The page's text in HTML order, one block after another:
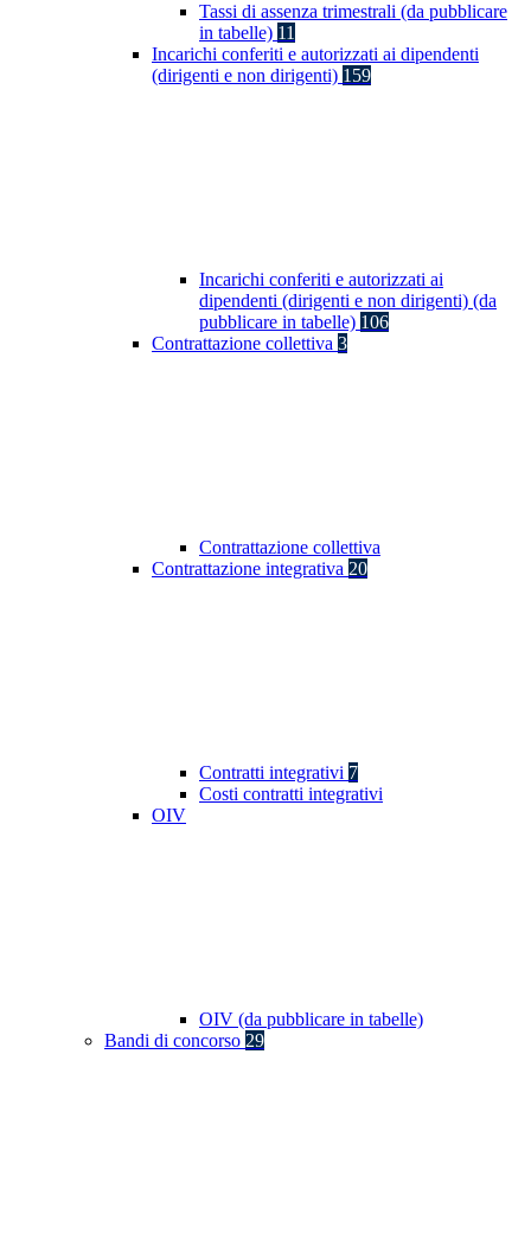
Tassi di assenza trimestrali (da pubblicare
in tabelle) 11
Incarichi conferiti e autorizzati ai dipendenti
(dirigenti e non dirigenti) 159
Incarichi conferiti e autorizzati ai
dipendenti (dirigenti e non dirigenti) (da
pubblicare in tabelle) 106
Contrattazione collettiva 3
Contrattazione collettiva
Contrattazione integrativa 20
Contratti integrativi 7
Costi contratti integrativi
OIV
OIV (da pubblicare in tabelle)
Bandi di concorso 29